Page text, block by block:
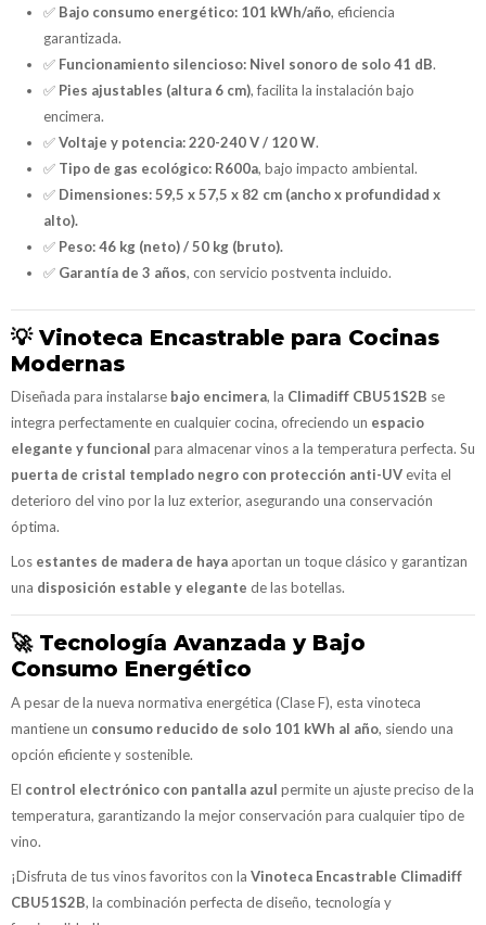
✅ Bajo consumo energético: 101 kWh/año, eficiencia
garantizada.
✅ Funcionamiento silencioso: Nivel sonoro de solo 41 dB.
✅ Pies ajustables (altura 6 cm), facilita la instalación bajo
encimera.
✅Voltaje y potencia:220-240 V / 120 W.
✅ Tipo de gas ecológico: R600a, bajo impacto ambiental.
✅ Dimensiones:59,5 x 57,5 x 82 cm (ancho x profundidad x
alto).
✅ Peso:46 kg (neto) / 50 kg (bruto).
✅ Garantía de 3 años, con servicio postventa incluido.
💡 Vinoteca Encastrable para Cocinas
Modernas
Diseñada para instalarse bajo encimera, la Climadiff CBU51S2B se
integra perfectamente en cualquier cocina, ofreciendo un espacio
elegante y funcional para almacenar vinos a la temperatura perfecta. Su
puerta de cristal templado negro con protección anti-UV evita el
deterioro del vino por la luz exterior, asegurando una conservación
óptima.
Los estantes de madera de haya aportan un toque clásico y garantizan
una disposición estable y elegante de las botellas.
🚀 Tecnología Avanzada y Bajo
Consumo Energético
A pesar de la nueva normativa energética (Clase F), esta vinoteca
mantiene un consumo reducido de solo 101 kWh al año, siendo una
opción eficiente y sostenible.
El control electrónico con pantalla azul permite un ajuste preciso de la
temperatura, garantizando la mejor conservación para cualquier tipo de
vino.
¡Disfruta de tus vinos favoritos con la Vinoteca Encastrable Climadiff
CBU51S2B, la combinación perfecta de diseño, tecnología y